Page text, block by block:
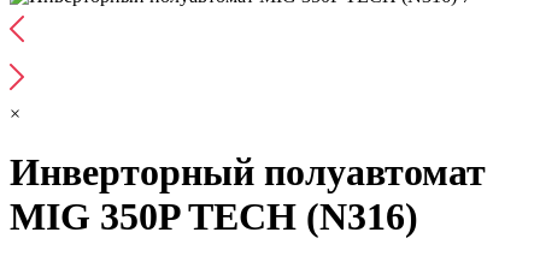
×
Инверторный полуавтомат
MIG 350P TECH (N316)